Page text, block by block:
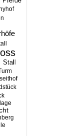
Stall